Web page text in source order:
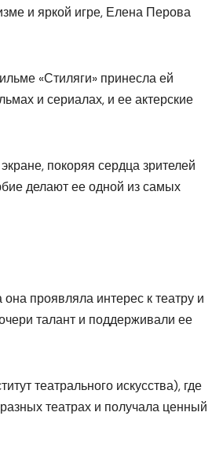
и яркой игре, Елена Перова
«Стиляги» принесла ей
и сериалах, и ее актерские
покоряя сердца зрителей
делают ее одной из самых
проявляла интерес к театру и
талант и поддерживали ее
театрального искусства), где
театрах и получала ценный